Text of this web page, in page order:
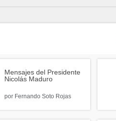
Mensajes del Presidente
Nicolás Maduro
porFernando Soto Rojas